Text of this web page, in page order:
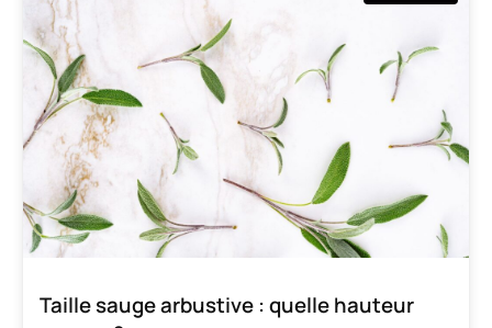
Taille sauge arbustive : quelle hauteur